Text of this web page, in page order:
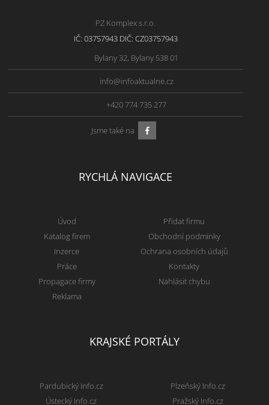
PZ Komplex s.r.o.
IČ: 03757943 DIČ: CZ03757943
Bylany 32, Bylany 538 01
info@infoaktualne.cz
+420 774 735 277
Jsme také na
RYCHLÁ NAVIGACE
Úvod
Katalog firem
Inzerce
Práce
Propagace firmy
Reklama
Přidat firmu
Obchodní podmínky
Ochrana osobních údajů
Kontakty
Nahlásit chybu
KRAJSKÉ PORTÁLY
Pardubický Info.cz
Ústecký Info.cz
Plzeňský Info.cz
Pražský Info.cz